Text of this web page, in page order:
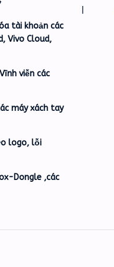
tài khoản các
Vivo Cloud,
viễn các
máy xách tay
logo, lỗi
Dongle ,các